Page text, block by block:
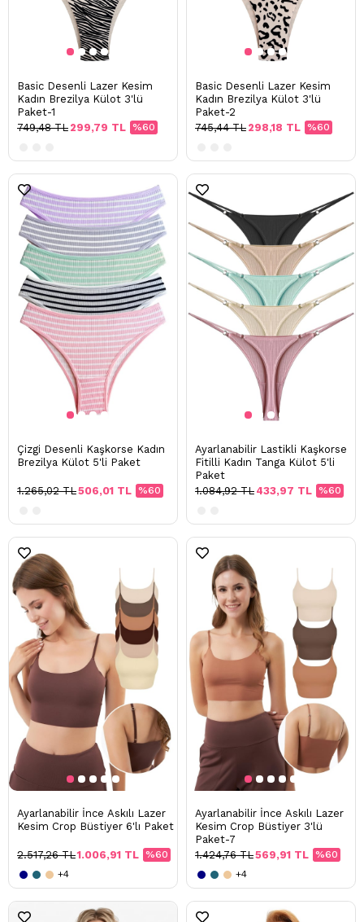
Basic Desenli Lazer Kesim
Kadın Brezilya Külot 3'lü
Paket-1
%60
299,79 TL
749,48 TL
Basic Desenli Lazer Kesim
Kadın Brezilya Külot 3'lü
Paket-2
%60
298,18 TL
745,44 TL
Çizgi Desenli Kaşkorse Kadın
Brezilya Külot 5'li Paket
%60
506,01 TL
1.265,02 TL
Ayarlanabilir Lastikli Kaşkorse
Fitilli Kadın Tanga Külot 5'li
Paket
%60
433,97 TL
1.084,92 TL
Ayarlanabilir İnce Askılı Lazer
Kesim Crop Büstiyer 6'lı Paket
%60
1.006,91 TL
2.517,26 TL
+4
Ayarlanabilir İnce Askılı Lazer
Kesim Crop Büstiyer 3'lü
Paket-7
%60
569,91 TL
1.424,76 TL
+4